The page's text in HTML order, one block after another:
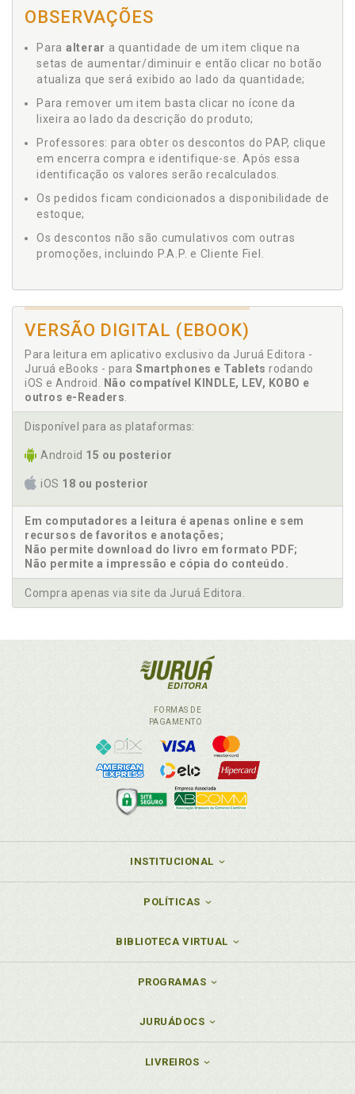
OBSERVAÇÕES
Para alterar a quantidade de um item clique na
setas de aumentar/diminuir e então clicar no botão
atualiza que será exibido ao lado da quantidade;
Para remover um item basta clicar no ícone da
lixeira ao lado da descrição do produto;
Professores: para obter os descontos do PAP, clique
em encerra compra e identifique-se. Após essa
identificação os valores serão recalculados.
Os pedidos ficam condicionados a disponibilidade de
estoque;
Os descontos não são cumulativos com outras
promoções, incluindo P.A.P. e Cliente Fiel.
VERSÃO DIGITAL (EBOOK)
Para leitura em aplicativo exclusivo da Juruá Editora -
Juruá eBooks - para Smartphones e Tablets rodando
iOS e Android.
Não compatível KINDLE, LEV, KOBO e
outros e-Readers
Disponível para as plataformas:
Android 15 ou posterior
iOS 18 ou posterior
Em computadores a leitura é apenas online e sem
recursos de favoritos e anotações;
Não permite download do livro em formato PDF;
Não permite a impressão e cópia do conteúdo.
Compra apenas via site da Juruá Editora.
FORMAS DE
PAGAMENTO
INSTITUCIONAL
POLÍTICAS
BIBLIOTECA VIRTUAL
PROGRAMAS
JURUÁDOCS
LIVREIROS